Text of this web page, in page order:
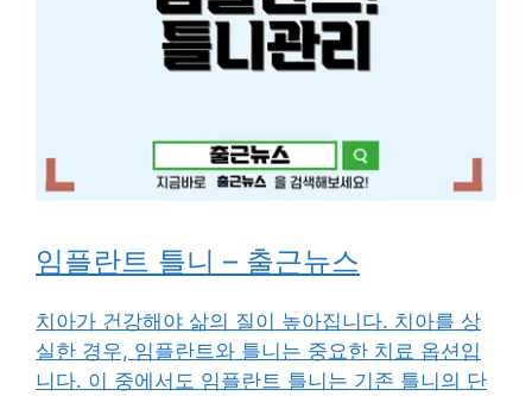
임플란트 틀니 – 출근뉴스
치아가 건강해야 삶의 질이 높아집니다. 치아를 상
실한 경우, 임플란트와 틀니는 중요한 치료 옵션입
니다. 이 중에서도 임플란트 틀니는 기존 틀니의 단